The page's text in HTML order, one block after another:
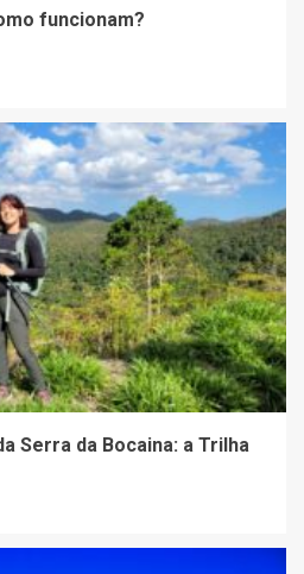
funcionam?
Serra da Bocaina: a Trilha